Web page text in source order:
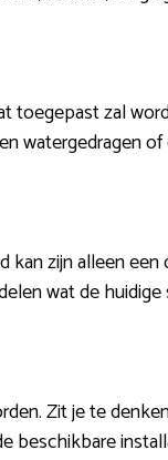
toegepast zal
watergedragen
zijn alleen
wat de
Zit je te
beschikbare